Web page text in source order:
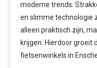
moderne trends.
en slimme technologie
alleen praktisch zijn,
krijgen. Hierdoor groeit
fietsenwinkels in